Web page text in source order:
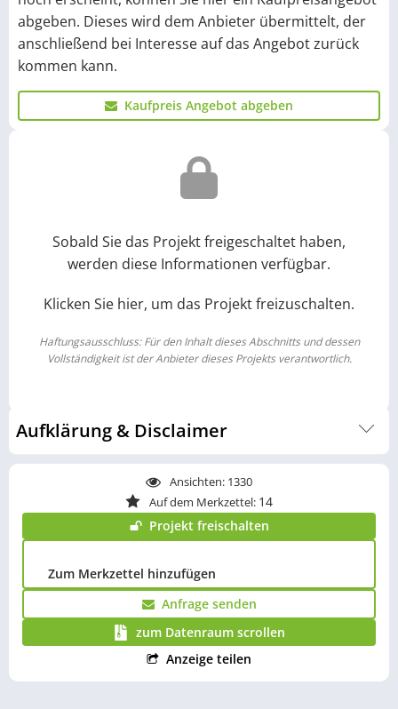
Ansichten: 1330
Auf dem Merkzettel: 14
Projekt freischalten
Zum Merkzettel hinzufügen
Anfrage senden
zum Datenraum scrollen
Anzeige teilen
abgeben. Dieses wird dem Anbieter übermittelt, der
anschließend bei Interesse auf das Angebot zurück
kommen kann.
Kaufpreis Angebot abgeben
Sobald Sie das Projekt freigeschaltet haben,
werden diese Informationen verfügbar.
Klicken Sie hier, um das Projekt freizuschalten.
Haftungsausschluss: Für den Inhalt dieses Abschnitts und dessen
Vollständigkeit ist der Anbieter dieses Projekts verantwortlich.
Aufklärung & Disclaimer
Um Ihnen eine fundierte Entscheidungsgrundlage zu bieten,
haben wir auf einer eigenen Unterseite alle wichtigen
Informationen rund um ein Photovoltaik-Investment
gebündelt. Dort werden Chancen, Risiken sowie
wirtschaftliche Rahmenbedingungen ausführlich erläutert.
eine wichtige Grundlage für das Verständnis des
Investments dar. Wir empfehlen daher, diese Seite vor einer
Investitionsentscheidung vollständig zu lesen. Zur
Unterseite:
Solar Investment
Alle hier sowie alle im Datenraum aufgeführten Angaben,
Prognosen über Entwicklungen, Berechnungen, Höhen von